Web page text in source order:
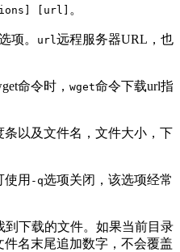
[url] 。
项。 url 远程服务器URL，也
命令时， wget命令下载url指
以及文件名，文件大小，下
使用 -q选项关闭，该选项经常
下载的文件。如果当前目录
名末尾追加数字，不会覆盖